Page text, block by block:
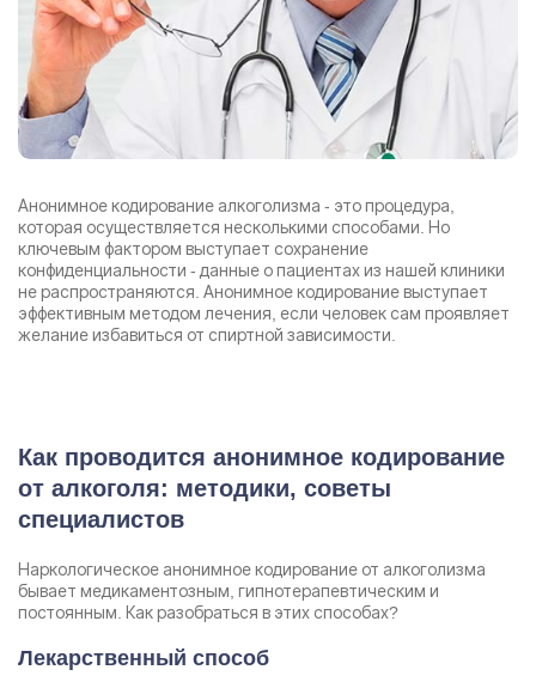
Анонимное кодирование алкоголизма - это процедура,
которая осуществляется несколькими способами. Но
ключевым фактором выступает сохранение
конфиденциальности - данные о пациентах из нашей клиники
не распространяются. Анонимное кодирование выступает
эффективным методом лечения, если человек сам проявляет
желание избавиться от спиртной зависимости.
Как проводится анонимное кодирование
от алкоголя: методики, советы
специалистов
Наркологическое анонимное кодирование от алкоголизма
бывает медикаментозным, гипнотерапевтическим и
постоянным. Как разобраться в этих способах?
Лекарственный способ
Бесплатная консультация
Оставьте данные и мы вам перезвоним!
Выбор города
Поиск по сайту
Задать вопрос